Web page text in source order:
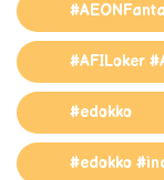
#AFILoker
#edokko
#edokko